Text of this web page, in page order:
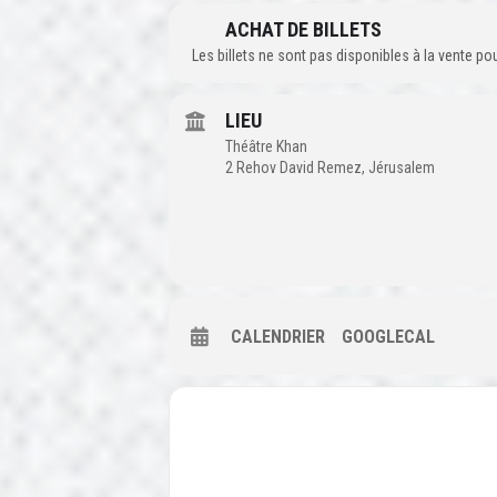
ACHAT DE BILLETS
Les billets ne sont pas disponibles à la vente
LIEU
Théâtre Khan
2 Rehov David Remez, Jérusalem
CALENDRIER GOOGLECAL